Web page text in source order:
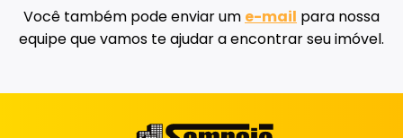
Você também pode enviar um e-mail para nossa
equipe que vamos te ajudar a encontrar seu imóvel.